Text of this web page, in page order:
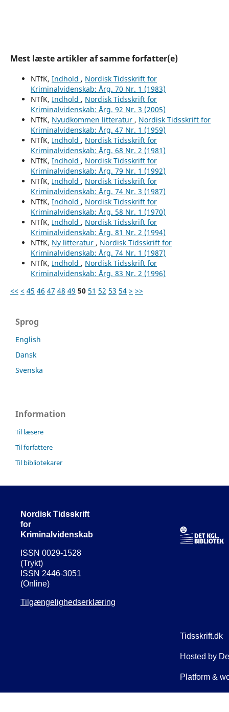
Mest læste artikler af samme forfatter(e)
NTfK, Indhold , Nordisk Tidsskrift for
Kriminalvidenskab: Årg. 70 Nr. 1 (1983)
NTfK, Indhold , Nordisk Tidsskrift for
Kriminalvidenskab: Årg. 92 Nr. 3 (2005)
NTfK, Nyudkommen litteratur , Nordisk Tidsskrift for
Kriminalvidenskab: Årg. 47 Nr. 1 (1959)
NTfK, Indhold , Nordisk Tidsskrift for
Kriminalvidenskab: Årg. 68 Nr. 2 (1981)
NTfK, Indhold , Nordisk Tidsskrift for
Kriminalvidenskab: Årg. 79 Nr. 1 (1992)
NTfK, Indhold , Nordisk Tidsskrift for
Kriminalvidenskab: Årg. 74 Nr. 3 (1987)
NTfK, Indhold , Nordisk Tidsskrift for
Kriminalvidenskab: Årg. 58 Nr. 1 (1970)
NTfK, Indhold , Nordisk Tidsskrift for
Kriminalvidenskab: Årg. 81 Nr. 2 (1994)
NTfK, Ny litteratur , Nordisk Tidsskrift for
Kriminalvidenskab: Årg. 74 Nr. 1 (1987)
NTfK, Indhold , Nordisk Tidsskrift for
Kriminalvidenskab: Årg. 83 Nr. 2 (1996)
<< < 45 46 47 48 49 50 51 52 53 54 > >>
Sprog
English
Dansk
Svenska
Information
Til læsere
Til forfattere
Til bibliotekarer
Nordisk Tidsskrift
for
Kriminalvidenskab
ISSN 0029-1528
(Trykt)
ISSN 2446-3051
(Online)
Tilgængelighedserklæring